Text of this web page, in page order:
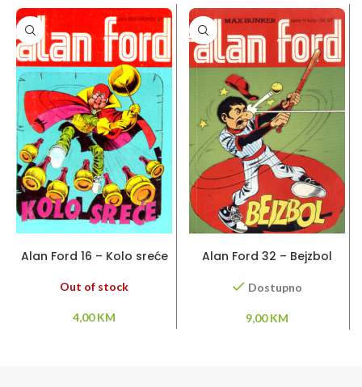
Alan Ford 16 – Kolo sreće
Out of stock
4,00KM
Alan Ford 32 – Bejzbol
Dostupno
9,00KM